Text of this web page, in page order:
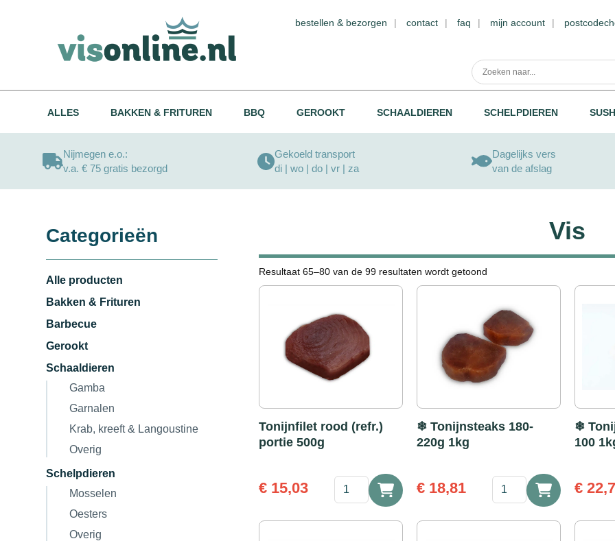
bestellen & bezorgen contact faq mijn account
ALLES BAKKEN & FRITUREN BBQ GEROOKT SCHAALDIEREN SCHELPDIEREN
Nijmegen e.o.:
v.a. € 75 gratis bezorgd
Gekoeld transport
di | wo | do | vr | za
Dagelijks vers
van de afslag
Categorieën
Alle producten
Bakken & Frituren
Barbecue
Gerookt
Schaaldieren
Gamba
Garnalen
Krab, kreeft & Langoustine
Overig
Schelpdieren
Mosselen
Oesters
Overig
Vis
Resultaat 65–80 van de 99 resultaten wordt getoond
Tonijnfilet rood (refr.)
portie 500g
€ 15,03
Tonijnfilet
rood
portie
❄ Tonijnsteaks 180-
220g 1kg
€ 18,81
Tonijnsteaks
220g
❄
100
€